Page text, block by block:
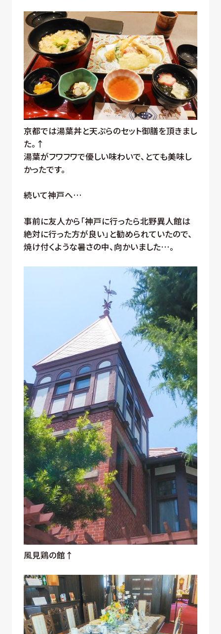
京都では湯葉丼と天ぷらのセット御膳を頂きまし
た。↑
湯葉がフワフワで優しい味わいで、とても美味し
かったです。
続いて神戸へ…
事前に友人から「神戸に行ったら北野異人館は
絶対に行った方が良い」と勧められていたので、
焼け付くような暑さの中、向かいました…。
風見鶏の館↑